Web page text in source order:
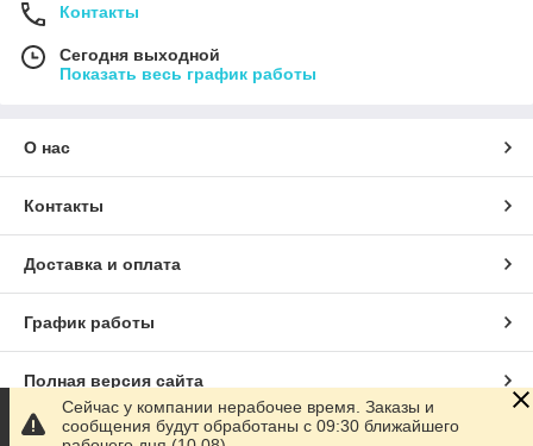
Контакты
Сегодня выходной
Показать весь график работы
О нас
Контакты
Доставка и оплата
График работы
Полная версия сайта
Сайт создан на маркетплейсе
Сейчас у компании нерабочее время. Заказы и
сообщения будут обработаны с 09:30 ближайшего